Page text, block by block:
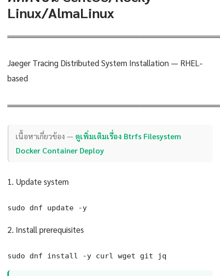
Linux/AlmaLinux
Jaeger Tracing Distributed System Installation — RHEL-
based
เนื้อหาเกี่ยวข้อง — ดูเพิ่มเติมเรื่อง Btrfs Filesystem
Docker Container Deploy
1. Update system
sudo dnf update -y
2. Install prerequisites
sudo dnf install -y curl wget git jq